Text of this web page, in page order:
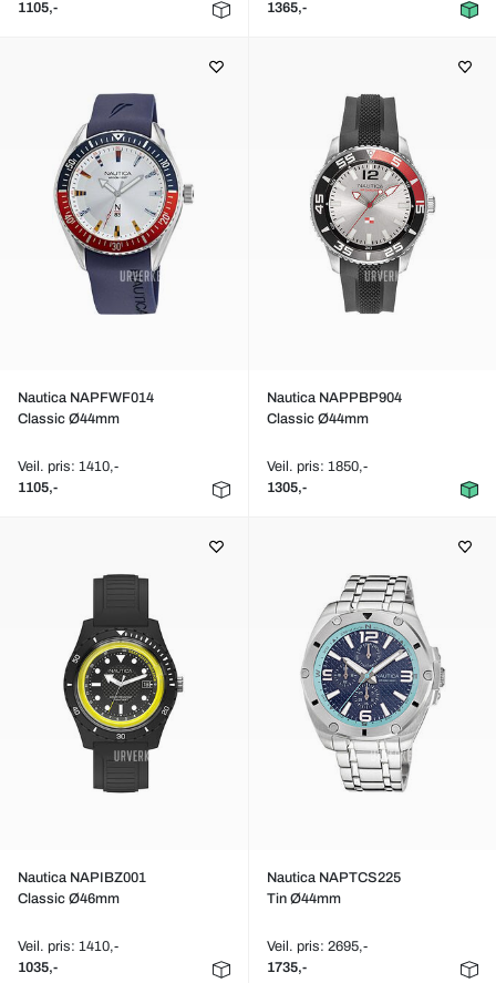
1105,- 1365,-
Nautica NAPFWF014
Classic Ø44mm
Veil. pris: 1410,-
1105,-
Nautica NAPPBP904
Classic Ø44mm
Veil. pris: 1850,-
1305,-
Nautica NAPIBZ001
Classic Ø46mm
Veil. pris: 1410,-
1035,-
Nautica NAPTCS225
Tin Ø44mm
Veil. pris: 2695,-
1735,-